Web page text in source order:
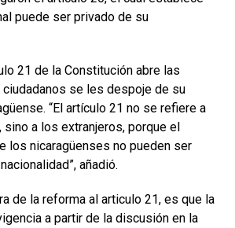
puede ser privado de su
21 de la Constitución abre las
ciudadanos se les despoje de su
“El artículo 21 no se refiere a
sino a los extranjeros, porque el
los nicaragüenses no pueden ser
añadió.
de la reforma al articulo 21, es que la
a partir de la discusión en la